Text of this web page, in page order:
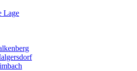
Lage